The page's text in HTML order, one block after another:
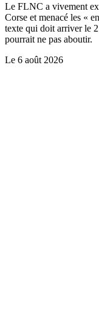
Le FLNC a vivement
Corse et menacé les «
texte qui doit arriver le
pourrait ne pas aboutir.
Le 6 août 2026